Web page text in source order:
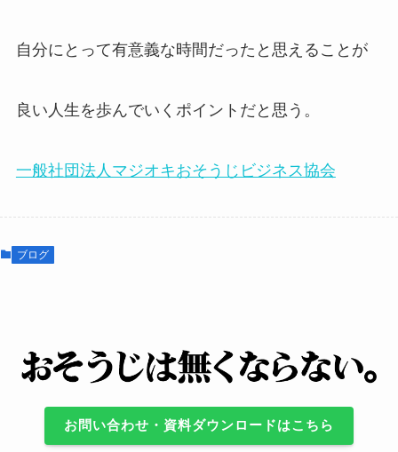
自分にとって有意義な時間だったと思えることが
良い人生を歩んでいくポイントだと思う。
一般社団法人マジオキおそうじビジネス協会
ブログ
お問い合わせ・資料ダウンロードはこちら